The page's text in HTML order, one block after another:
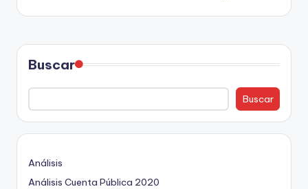
Buscar
Buscar
Análisis
Análisis Cuenta Pública 2020